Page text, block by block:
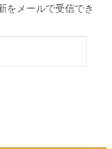
をメールで受信でき